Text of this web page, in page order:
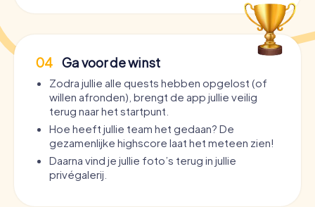
04 Ga voor de winst
Zodra jullie alle quests hebben opgelost (of
willen afronden), brengt de app jullie veilig
terug naar het startpunt.
Hoe heeft jullie team het gedaan? De
gezamenlijke highscore laat het meteen zien!
Daarna vind je jullie foto’s terug in jullie
privégalerij.